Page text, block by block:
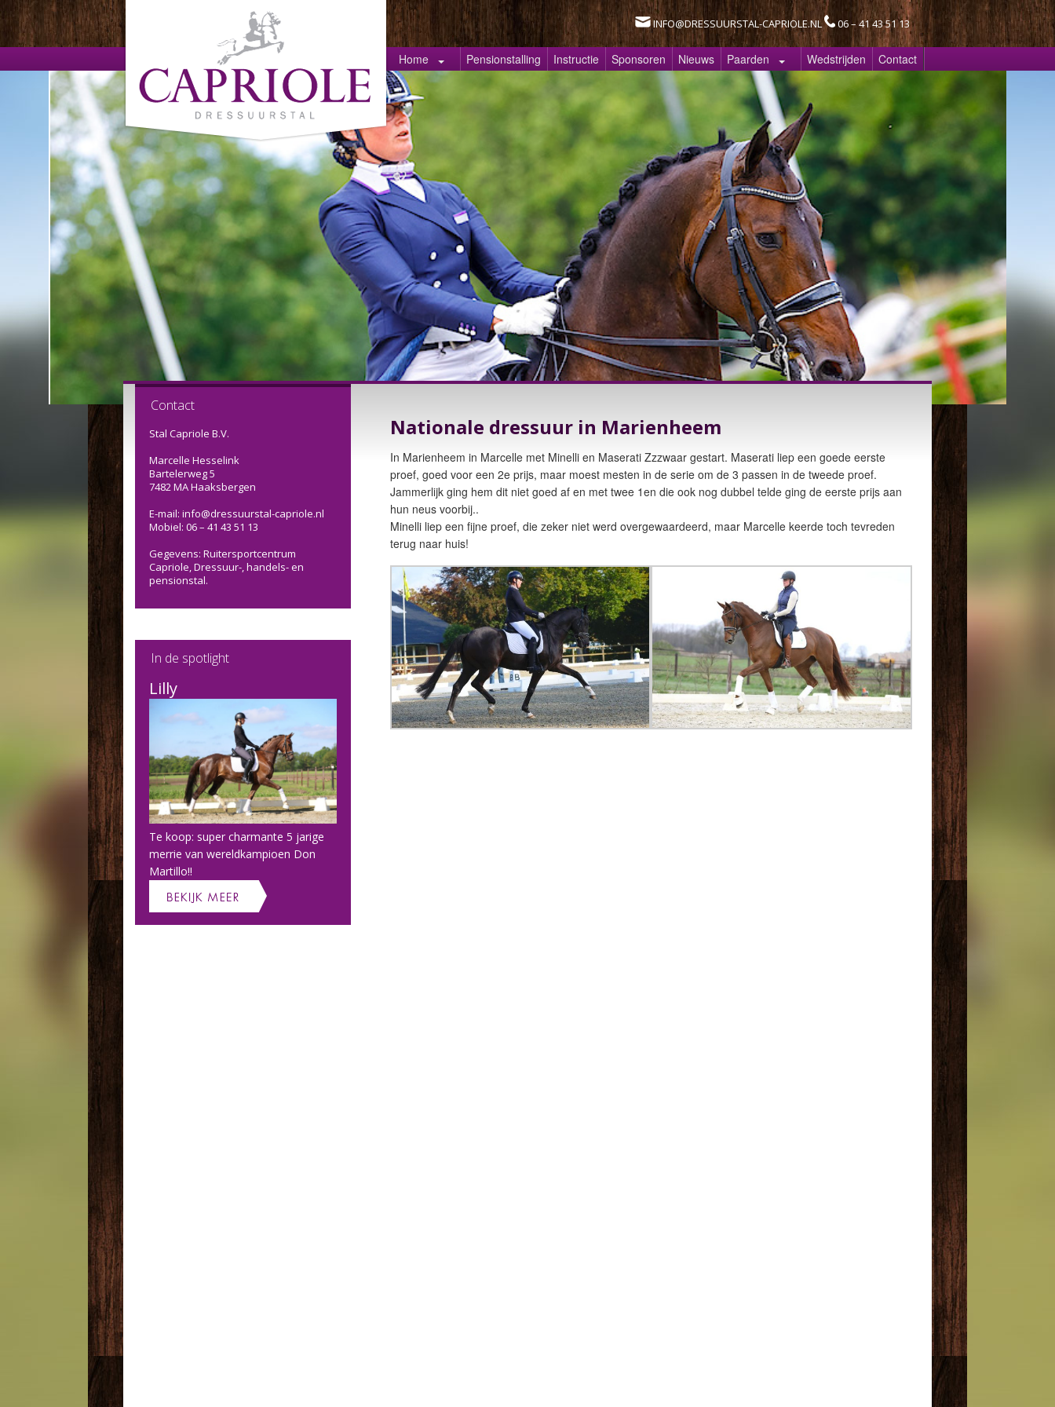
INFO@DRESSUURSTAL-CAPRIOLE.NL 06 – 41 43 51 13
Home Pensionstalling Instructie Sponsoren Nieuws Paarden Wedstrijden Contact
Contact
Stal Capriole B.V.
Marcelle Hesselink
Bartelerweg 5
7482 MA Haaksbergen
E-mail: info@dressuurstal-capriole.nl
Mobiel: 06 – 41 43 51 13
Gegevens: Ruitersportcentrum
Capriole, Dressuur-, handels- en
pensionstal.
In de spotlight
Lilly
Te koop: super charmante 5 jarige
merrie van wereldkampioen Don
Martillo!!
Nationale dressuur in Marienheem
In Marienheem in Marcelle met Minelli en Maserati Zzzwaar gestart. Maserati liep een goede eerste
proef, goed voor een 2e prijs, maar moest mesten in de serie om de 3 passen in de tweede proef.
Jammerlijk ging hem dit niet goed af en met twee 1en die ook nog dubbel telde ging de eerste prijs aan
hun neus voorbij..
Minelli liep een fijne proef, die zeker niet werd overgewaardeerd, maar Marcelle keerde toch tevreden
terug naar huis!